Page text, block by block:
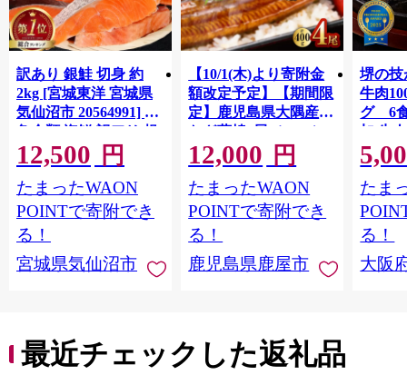
訳あり 銀鮭 切身 約
2kg [宮城東洋 宮城県
気仙沼市 20564991] 鮭
魚介類 海鮮 訳アリ 規
格外 不揃い さけ サケ
鮭切身 シャケ 切り身
冷凍 家庭用 おかず 弁
当 支援 サーモン 銀鮭
切り身 魚 わけあり
12,500 円
たまったWAON
POINTで寄附でき
る！
宮城県気仙沼市
【10/1(木)より寄附金
額改定予定】【期間限
定】鹿児島県大隅産う
なぎ蒲焼4尾（400g）
12,000 円
たまったWAON
POINTで寄附でき
る！
鹿児島県鹿屋市
堺の技
牛肉
グ 6
加 牛
ット 6
メ 温
菜 簡
すめ
取り
料 ふ
堺市】
たま
る！
大阪
最近チェックした返礼品